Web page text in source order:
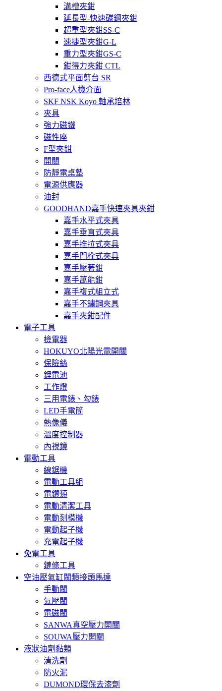
溝槽夾鉗
延長型-快速碳鋼夾鉗
超重型夾鉗SS-C
速捷型夾鉗G-L
重力型夾鉗GS-C
鉗得力夾鉗 CTL
西德式平面剪台 SR
Pro-face人機介面
SKF NSK Koyo 軸承培林
夾具
強力磁鐵
磁性座
F型夾鉗
開關
防靜電桌墊
電源供應器
油封
GOODHAND嘉手快速夾具夾鉗
嘉手水平式夾具
嘉手垂直式夾具
嘉手推拉式夾具
嘉手門栓式夾具
嘉手壓著鉗
嘉手萬能鉗
嘉手複式組立式
嘉手不鏽鋼夾具
嘉手夾鉗配件
電子工具
檢電器
HOKUYO北陽光電開關
保險絲
鋰電池
工作燈
三用電錶、勾錶
LED手電筒
熱像儀
溫度控制器
內視鏡
電動工具
線鋸機
電動工具組
電鑽類
電動清潔工具
電動刻模機
電動起子機
充電起子機
免電工具
鏈條工具
空油壓氣缸閥類接頭馬達
手動閥
氣壓閥
電磁閥
SANWA真空壓力開關
SOUWA壓力開關
液狀油劑黏類
清洗劑
防火泥
DUMOND環保去漆劑